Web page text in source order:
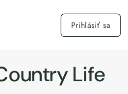
Prihlásiť sa
Life